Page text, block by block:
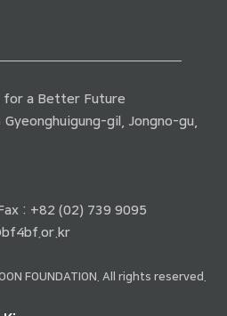
for a Better Future
gil, Jongno-gu,
: +82 (02) 739 9095
FOUNDATION. All rights reserved.